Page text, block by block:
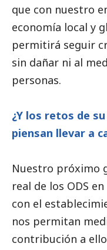
que con nuestro
economía local y
permitirá seguir
sin dañar ni al
personas.
¿Y los retos de
piensan llevar a
Nuestro próximo
real de los ODS
con el
nos permitan
contribución a